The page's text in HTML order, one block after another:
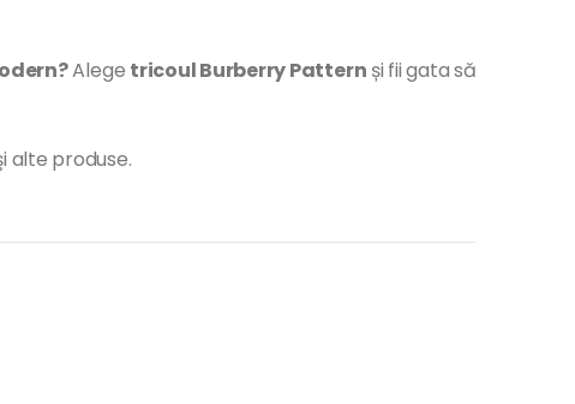
Alege tricoul Burberry Pattern și fii gata să
alte produse.